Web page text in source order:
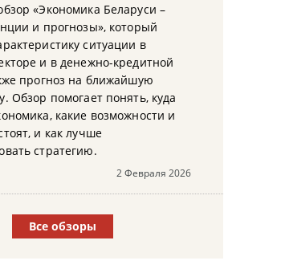
«Экономика Беларуси –
и прогнозы», который
ситуации в
и в денежно-кредитной
прогноз на ближайшую
Обзор помогает понять, куда
какие возможности и
и как лучше
стратегию.
2 Февраля 2026
Все обзоры